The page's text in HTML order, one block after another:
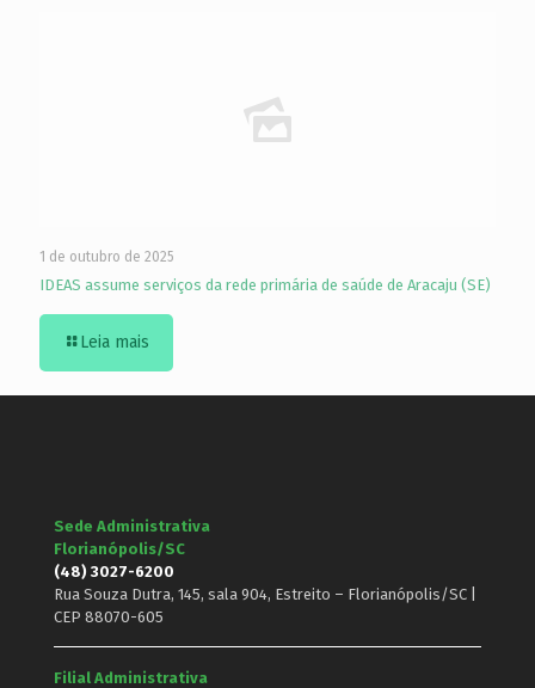
1 de outubro de 2025
IDEAS assume serviços da rede primária de saúde de Aracaju (SE)
Leia mais
Sede Administrativa
Florianópolis/SC
(48) 3027-6200
Rua Souza Dutra, 145, sala 904, Estreito – Florianópolis/SC |
CEP 88070-605
Filial Administrativa